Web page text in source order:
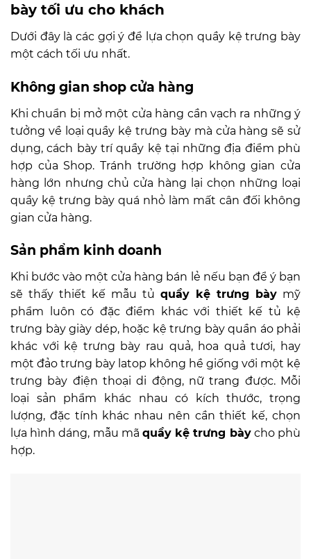
bày tối ưu cho khách
Dưới đây là các gợi ý để lựa chọn quầy kệ trưng bày
một cách tối ưu nhất.
Không gian shop cửa hàng
Khi chuẩn bị mở một cửa hàng cần vạch ra những ý
tưởng về loại quầy kệ trưng bày mà cửa hàng sẽ sử
dụng, cách bày trí quầy kệ tại những địa điểm phù
hợp của Shop. Tránh trường hợp không gian cửa
hàng lớn nhưng chủ cửa hàng lại chọn những loại
quầy kệ trưng bày quá nhỏ làm mất cân đối không
gian cửa hàng.
Sản phẩm kinh doanh
Khi bước vào một cửa hàng bán lẻ nếu bạn để ý bạn
sẽ thấy thiết kế mẫu tủ quầy kệ trưng bày mỹ
phẩm luôn có đặc điểm khác với thiết kế tủ kệ
trưng bày giày dép, hoặc kệ trưng bày quần áo phải
khác với kệ trưng bày rau quả, hoa quả tươi, hay
một đảo trưng bày latop không hề giống với một kệ
trưng bày điện thoại di động, nữ trang được. Mỗi
loại sản phẩm khác nhau có kích thước, trọng
lượng, đặc tính khác nhau nên cần thiết kế, chọn
lựa hình dáng, mẫu mã quầy kệ trưng bàycho phù
hợp.